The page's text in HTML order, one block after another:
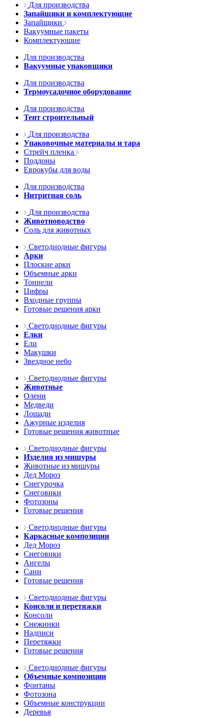
Для производства
Запайщики и комплектующие
Запайщики
Вакуумные пакеты
Комплектующие
Для производства
Вакуумные упаковщики
Для производства
Термоусадочное оборудование
Для производства
Тент строительный
Для производства
Упаковочные материалы и тара
Стрейч пленка
Поддоны
Еврокубы для воды
Для производства
Нитритная соль
Для производства
Животноводство
Соль для животных
Светодиодные фигуры
Арки
Плоские арки
Объемные арки
Тоннели
Цифры
Входные группы
Готовые решения арки
Светодиодные фигуры
Елки
Ели
Макушки
Звездное небо
Светодиодные фигуры
Животные
Олени
Медведи
Лошади
Ажурные изделия
Готовые решения животные
Светодиодные фигуры
Изделия из мишуры
Животные из мишуры
Дед Мороз
Снегурочка
Снеговики
Фотозоны
Готовые решения
Светодиодные фигуры
Каркасные композиции
Дед Мороз
Снеговики
Ангелы
Сани
Готовые решения
Светодиодные фигуры
Консоли и перетяжки
Консоли
Снежинки
Надписи
Перетяжки
Готовые решения
Светодиодные фигуры
Объемные композиции
Фонтаны
Фотозона
Объемные конструкции
Деревья